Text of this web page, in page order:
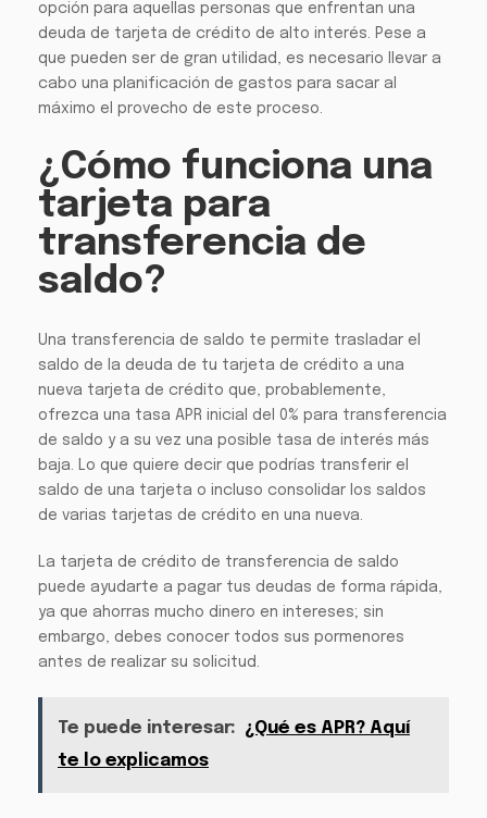
opción para aquellas personas que enfrentan una
deuda de tarjeta de crédito de alto interés. Pese a
que pueden ser de gran utilidad, es necesario llevar a
cabo una planificación de gastos para sacar al
máximo el provecho de este proceso.
¿Cómo funciona una
tarjeta para
transferencia de
saldo?
Una transferencia de saldo te permite trasladar el
saldo de la deuda de tu tarjeta de crédito a una
nueva tarjeta de crédito que, probablemente,
ofrezca una tasa APR inicial del 0% para transferencia
de saldo y a su vez una posible tasa de interés más
baja. Lo que quiere decir que podrías transferir el
saldo de una tarjeta o incluso consolidar los saldos
de varias tarjetas de crédito en una nueva.
La tarjeta de crédito de transferencia de saldo
puede ayudarte a pagar tus deudas de forma rápida,
ya que ahorras mucho dinero en intereses; sin
embargo, debes conocer todos sus pormenores
antes de realizar su solicitud.
Te puede interesar: ¿Qué es APR? Aquí
te lo explicamos